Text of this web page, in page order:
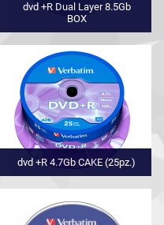
dvd +R Dual Layer 8.5Gb
BOX
dvd +R 4.7Gb CAKE (25pz.)